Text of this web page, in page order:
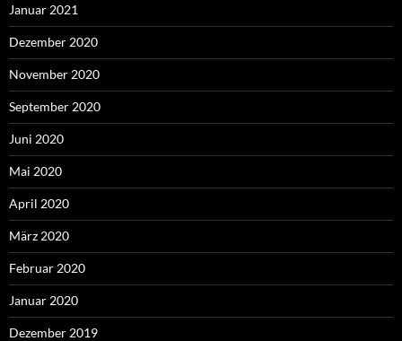
Januar 2021
Dezember 2020
November 2020
September 2020
Juni 2020
Mai 2020
April 2020
März 2020
Februar 2020
Januar 2020
Dezember 2019